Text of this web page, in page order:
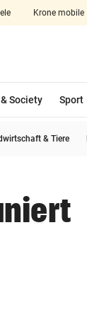
Krone mobile
aufklappen
Society Sport
& Tiere